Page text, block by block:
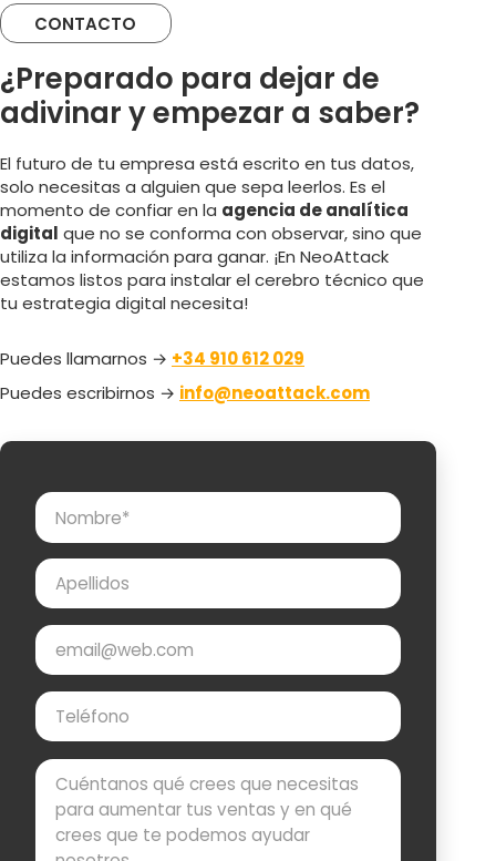
CONTACTO
¿Preparado para dejar de
adivinar y empezar a saber?
El futuro de tu empresa está escrito en tus datos,
solo necesitas a alguien que sepa leerlos. Es el
momento de confiar en la agencia de analítica
digital que no se conforma con observar, sino que
utiliza la información para ganar. ¡En NeoAttack
estamos listos para instalar el cerebro técnico que
tu estrategia digital necesita!
Puedes llamarnos → +34 910 612 029
Puedes escribirnos → info@neoattack.com
Nombre
Apellidos
Email
Teléfono
Mensaje